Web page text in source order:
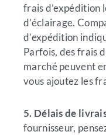
frais d’expédition
d’éclairage.
d’expédition
Parfois, des frais
marché peuvent
vous ajoutez les
5. Délais de
fournisseur,